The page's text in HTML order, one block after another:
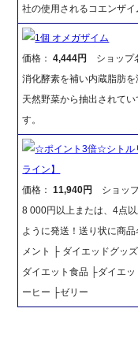
社の使用されるコエンザイ
1個 オメガザイム
価格：4,444円
ショップ
消化酵素を補い内蔵脂肪
天然野菜から抽出されて
す。
☆ポイント3倍☆シトル
ライン】
価格：11,940円
ショッ
8 000円以上または、4点
ように発送！送り状に商
メント ├ ダイエッドグッ
ダイエット食品 ├ダイエ
ーヒー ├ゼリー